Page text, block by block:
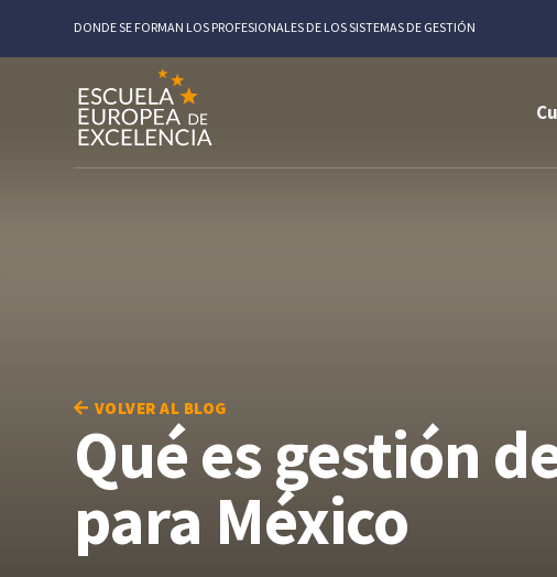
DONDE SE FORMAN LOS PROFESIONALES DE LOS SISTEMAS DE GESTIÓN
VOLVER AL BLOG
Qué es gestión
para México